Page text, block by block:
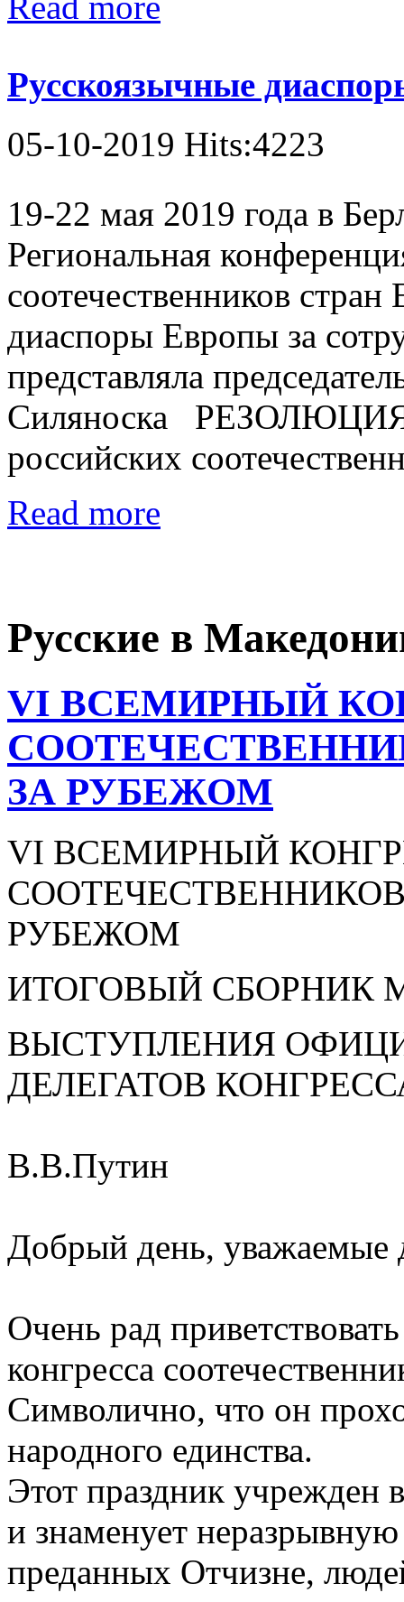
Русскоязычные
05-10-2019 Hits:4223
19-22 мая 2019 года в
Региональная
соотечественников
диаспоры Европы за
представляла
Силяноска РЕЗОЛЮЦИЯ
российских
Read more
Русские в
VI ВСЕМИРНЫЙ
ЗА РУБЕЖОМ
VI ВСЕМИРНЫЙ
РУБЕЖОМ
ИТОГОВЫЙ СБОРНИК
ВЫСТУПЛЕНИЯ
ДЕЛЕГАТОВ
В.В.Путин
Добрый день, уважаемые
Очень рад
конгресса
Символично, что он
народного единства.
Этот праздник учрежден
и знаменует неразрывную
преданных Отчизне,